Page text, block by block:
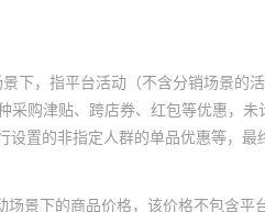
景下，指平台活动（不含分销场景
采购津贴、跨店券、红包等优惠，
设置的非指定人群的单品优惠等，
场景下的商品价格，该价格不包含平